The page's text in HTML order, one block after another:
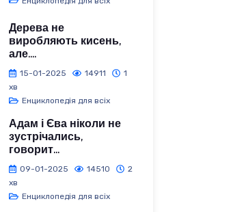
Дерева не
виробляють кисень,
але....
15-01-2025 14911
1
хв
Енциклопедія для всіх
Адам і Єва ніколи не
зустрічались,
говорит...
09-01-2025 14510
2
хв
Енциклопедія для всіх